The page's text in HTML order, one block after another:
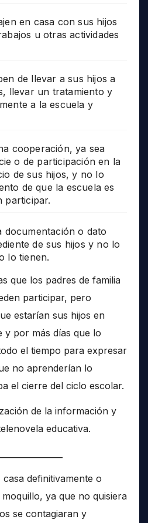
en casa con sus hijos
u otras actividades
de llevar a sus hijos a
llevar un tratamiento y
a la escuela y
cooperación, ya sea
o de participación en la
de sus hijos, y no lo
de que la escuela es
participar.
documentación o dato
de sus hijos y no lo
lo tienen.
que los padres de familia
participar, pero
estarían sus hijos en
y por más días que lo
el tiempo para expresar
no aprenderían lo
el cierre del ciclo escolar.
de la información y
educativa.
definitivamente o
ya que no quisiera
se contagiaran y